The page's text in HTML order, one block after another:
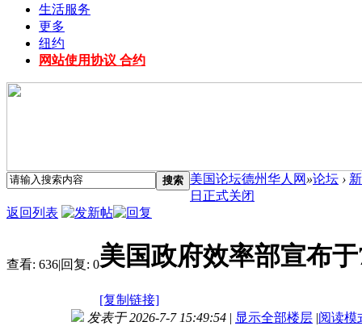
生活服务
更多
纽约
网站使用协议 合约
搜索 美国论坛德州华人网 »论坛 ›
日正式关闭
返回列表
查看: 636|回复: 0美国政府效率部宣布
[复制链接]
发表于 2026-7-7 15:49:54 | 显示全部楼层 |阅读模